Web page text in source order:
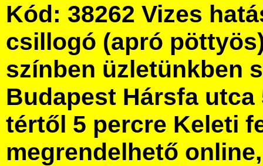
Kód: 38262 Vizes
csillogó (apró
színben üzletünkben
Budapest Hársfa utca
tértől 5 percre Keleti
megrendelhető